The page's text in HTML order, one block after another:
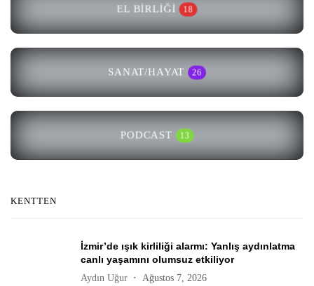
EL BIRLIĞI 18
SANAT/HAYAT 26
PODCAST 13
KENTTEN
İzmir’de ışık kirliliği alarmı: Yanlış aydınlatma
canlı yaşamını olumsuz etkiliyor
Aydın Uğur Ağustos 7, 2026